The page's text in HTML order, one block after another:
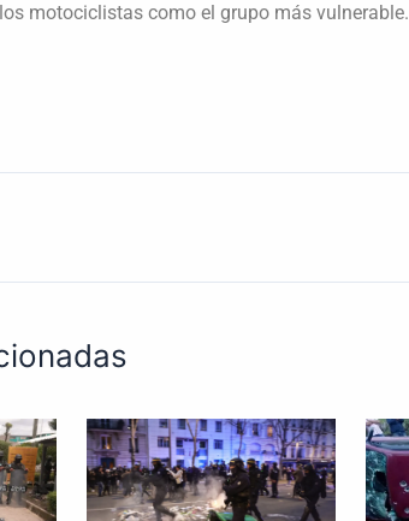
motociclistas como el grupo más vulnerable.